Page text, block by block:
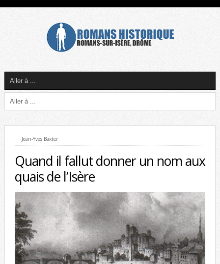
Jean-Yves Baxter
Quand il fallut donner un nom aux
quais de l’Isère